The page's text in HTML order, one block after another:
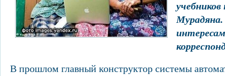
Мурадяна.
В прошлом главный конструктор системы